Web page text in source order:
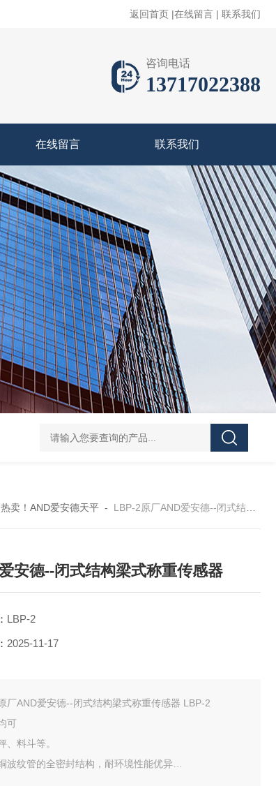
返回首页 |在线留言 | 联系我们
咨询电话
13717022388
在线留言 联系我们
天发货AND爱安德分析电子天平 SJ-210当天发货三丰/Mitutoyo
热卖！AND爱安德天平- LBP-2原厂AND爱安德--闭式结构梁式称重传感器
安德--闭式结构梁式称重传感器
LBP-2
2025-11-17
原厂AND爱安德--闭式结构梁式称重传感器 LBP-2
可
、料斗等。
波纹管的全密封结构，耐环境性能优异